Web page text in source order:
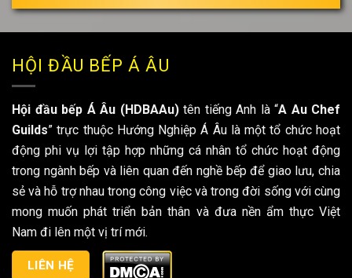
HỘI ĐẦU BẾP Á ÂU
Hội đầu bếp Á Âu (HDBAAu)tên tiếng Anh là “A Au Chef
Guilds” trực thuộc Hướng Nghiệp Á Âu là một tổ chức hoạt
động phi vụ lợi tập hợp những cá nhân tổ chức hoạt động
trong ngành bếp và liên quan đến nghề bếp để giao lưu, chia
sẻ và hỗ trợ nhau trong công việc và trong đời sống với cùng
mong muốn phát triển bản thân và đưa nền ẩm thực Việt
Nam đi lên một vị trí mới.
LIÊN HỆ